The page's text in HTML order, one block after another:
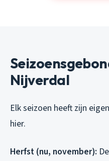
Nijverdal
Elk seizoen heeft zijn
hier.
Herfst (nu, november):